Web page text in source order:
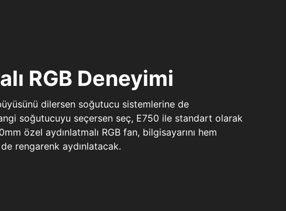
RGB Deneyimi
büyüsünü dilersen soğutucu sistemlerine de
soğutucuyu seçersen seç, E750 ile standart olarak
özel aydınlatmalı RGB fan, bilgisayarını hem
rengarenk aydınlatacak.